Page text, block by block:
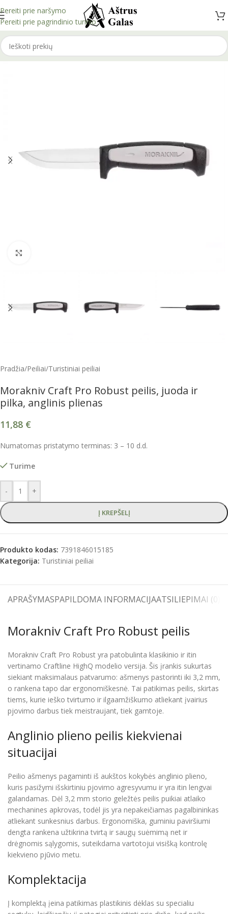
Pereiti prie naršymo
Pereiti prie pagrindinio turinio
Pradžia/Peiliai/Turistiniai peiliai
Morakniv Craft Pro Robust peilis, juoda ir
pilka, anglinis plienas
11,88 €
Numatomas pristatymo terminas: 3 – 10 d.d.
Turime
- +
Į KREPŠELĮ
Produkto kodas: 7391846015185
Kategorija: Turistiniai peiliai
APRAŠYMASPAPILDOMA INFORMACIJAATSILIEPIMAI (0)
Morakniv Craft Pro Robust peilis
Morakniv Craft Pro Robust yra patobulinta klasikinio ir itin
vertinamo Craftline HighQ modelio versija. Šis įrankis sukurtas
siekiant maksimalaus patvarumo: ašmenys pastorinti iki 3,2 mm,
o rankena tapo dar ergonomiškesnė. Tai patikimas peilis, skirtas
tiems, kurie ieško tvirtumo ir ilgaamžiškumo atliekant įvairius
pjovimo darbus tiek meistraujant, tiek gamtoje.
Anglinio plieno peilis kiekvienai
situacijai
Peilio ašmenys pagaminti iš aukštos kokybės anglinio plieno,
kuris pasižymi išskirtiniu pjovimo agresyvumu ir yra itin lengvai
galandamas. Dėl 3,2 mm storio geležtės peilis puikiai atlaiko
mechanines apkrovas, todėl jis yra nepakeičiamas pagalbininkas
atliekant sunkesnius darbus. Ergonomiška, guminiu paviršiumi
dengta rankena užtikrina tvirtą ir saugų suėmimą net ir
drėgnomis sąlygomis, suteikdama vartotojui visišką kontrolę
kiekvieno pjūvio metu.
Komplektacija
Į komplektą įeina patikimas plastikinis dėklas su specialiu